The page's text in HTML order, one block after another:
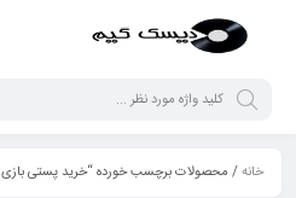
خانه/ محصولات برچسب خورده “خرید پستی بازی The Getaway”